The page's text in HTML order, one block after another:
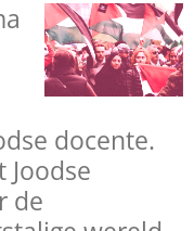
docente.
Joodse
de